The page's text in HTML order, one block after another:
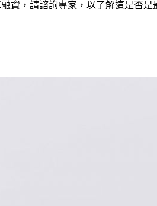
資，請諮詢專家，以了解這是否